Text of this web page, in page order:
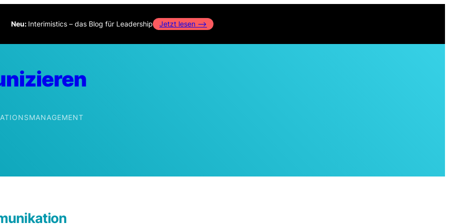
Neu: Interimistics – das Blog für Leadership Jetzt lesen –>